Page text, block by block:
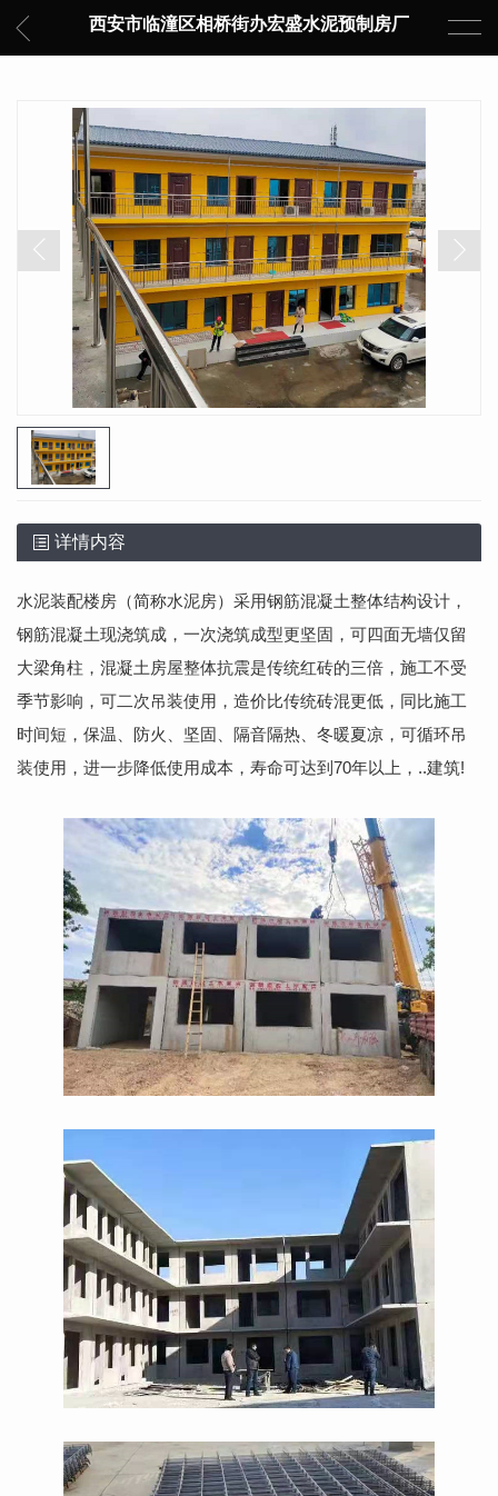
西安市临潼区相桥街办宏盛水泥预制房厂
详情内容
水泥装配楼房（简称水泥房）采用钢筋混凝土整体结构设计，
钢筋混凝土现浇筑成，一次浇筑成型更坚固，可四面无墙仅留
大梁角柱，混凝土房屋整体抗震是传统红砖的三倍，施工不受
季节影响，可二次吊装使用，造价比传统砖混更低，同比施工
时间短，保温、防火、坚固、隔音隔热、冬暖夏凉，可循环吊
装使用，进一步降低使用成本，寿命可达到70年以上，..建筑!